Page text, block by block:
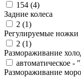
154 (4)
Задние колеса
2 (1)
Регулируемые ножки
2 (1)
Размораживание
автоматическое -
Размораживание